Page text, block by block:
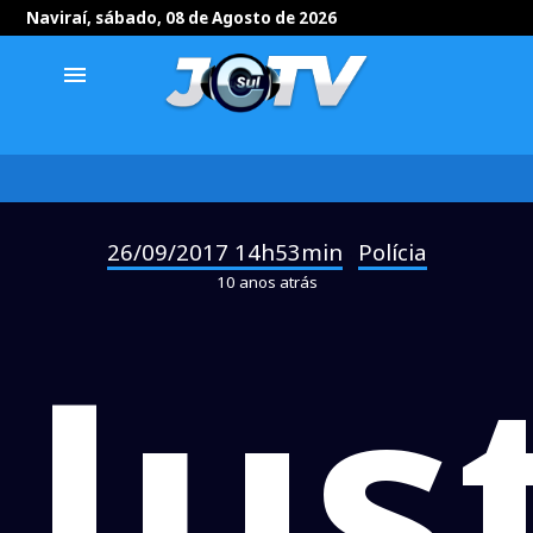
Naviraí, sábado, 08 de Agosto de 2026
menu
26/09/2017 14h53min Polícia
10 anos atrás